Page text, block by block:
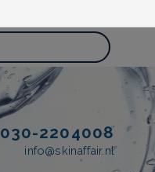
030-2204008
info@skinaffair.nl